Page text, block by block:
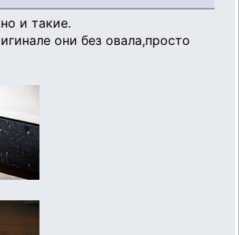
и такие.
они без овала,просто